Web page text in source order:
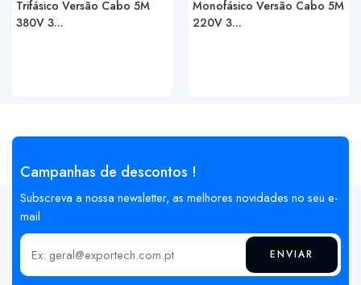
Trifásico Versão Cabo 5M
380V 3...
Monofásico Versão Cabo 5M
220V 3...
Campanhas de descontos !
Subscreva a nossa newsletter, as melhores novidades no seu e-
mail
Insira o seu email ENVIAR